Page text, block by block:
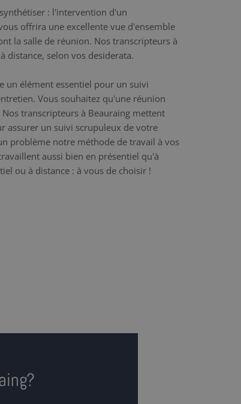
: l'intervention d'un
offrira une excellente vue d'ensemble
la salle de réunion. Nos transcripteurs à
distance, selon vos desiderata.
un élément essentiel pour un suivi
Vous souhaitez qu'une réunion
transcripteurs à Beauraing mettent
assurer un suivi scrupuleux de votre
problème notre méthode de travail à vos
aussi bien en présentiel qu'à
ou à distance : à vous de choisir !